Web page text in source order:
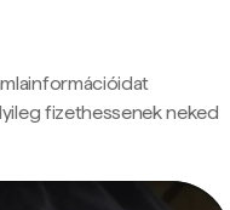
fizethessenek neked